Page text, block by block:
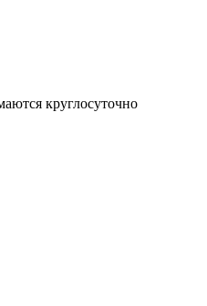
круглосуточно